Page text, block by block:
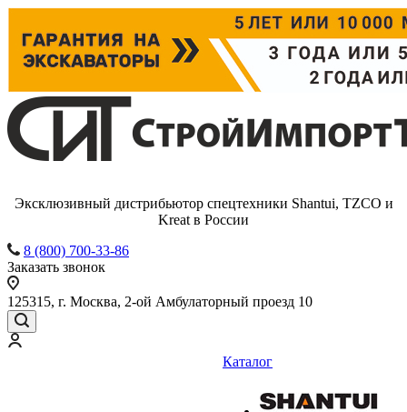
Эксклюзивный дистрибьютор спецтехники Shantui, TZCO и
Kreat в России
8 (800) 700-33-86
Заказать звонок
125315, г. Москва, 2-ой Амбулаторный проезд 10
Каталог